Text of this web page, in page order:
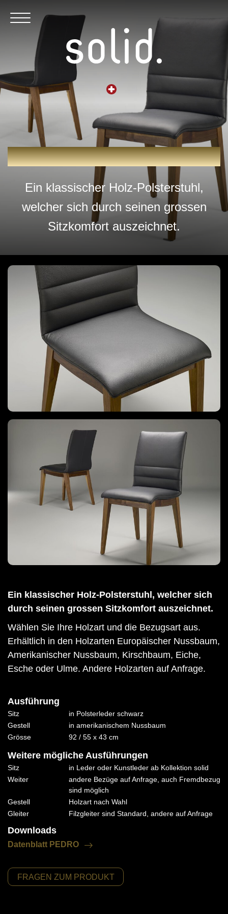
PEDRO
Ein klassischer Holz-Polsterstuhl,
welcher sich durch seinen grossen
Sitzkomfort auszeichnet.
Ein klassischer Holz-Polsterstuhl, welcher sich
durch seinen grossen Sitzkomfort auszeichnet.
Wählen Sie Ihre Holzart und die Bezugsart aus.
Erhältlich in den Holzarten Europäischer Nussbaum,
Amerikanischer Nussbaum, Kirschbaum, Eiche,
Esche oder Ulme. Andere Holzarten auf Anfrage.
Ausführung
Sitz
in Polsterleder schwarz
Gestell
in amerikanischem Nussbaum
Grösse
92 / 55 x 43 cm
Weitere mögliche Ausführungen
Sitz
in Leder oder Kunstleder ab Kollektion solid
Weiter
andere Bezüge auf Anfrage, auch Fremdbezug
sind möglich
Gestell
Holzart nach Wahl
Gleiter
Filzgleiter sind Standard, andere auf Anfrage
Downloads
Datenblatt PEDRO
FRAGEN ZUM PRODUKT